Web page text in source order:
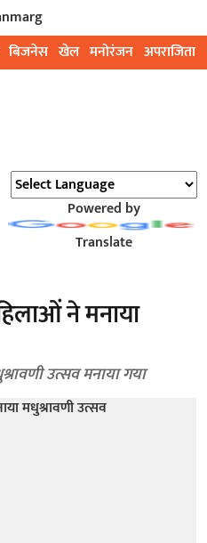
बिजनेस खेल मनोरंजन अपराजिता
Powered by
Translate
ने मनाया
उत्सव मनाया गया